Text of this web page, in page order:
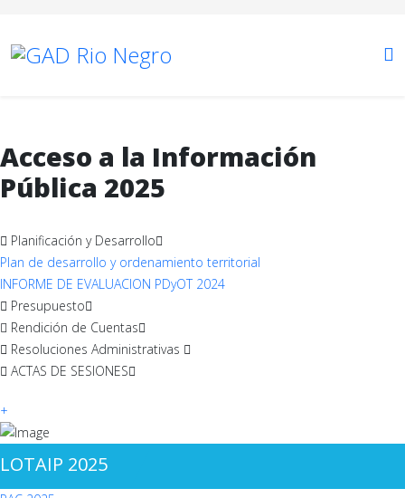
Acceso a la Información
Pública 2025
Planificación y Desarrollo
Plan de desarrollo y ordenamiento territorial
INFORME DE EVALUACION PDyOT 2024
Presupuesto
Rendición de Cuentas
Resoluciones Administrativas
ACTAS DE SESIONES
+
LOTAIP 2025